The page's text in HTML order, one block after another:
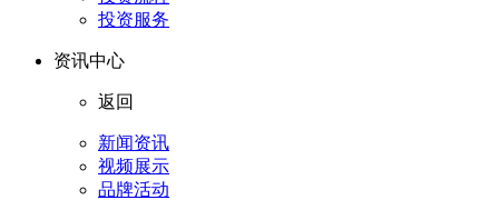
投资服务
资讯中心
返回
新闻资讯
视频展示
品牌活动